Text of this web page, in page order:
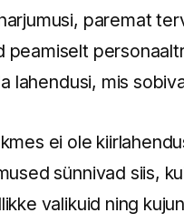
paremat
peamiselt
lahendusi, mis
ei ole
sünnivad siis,
valikuid ning